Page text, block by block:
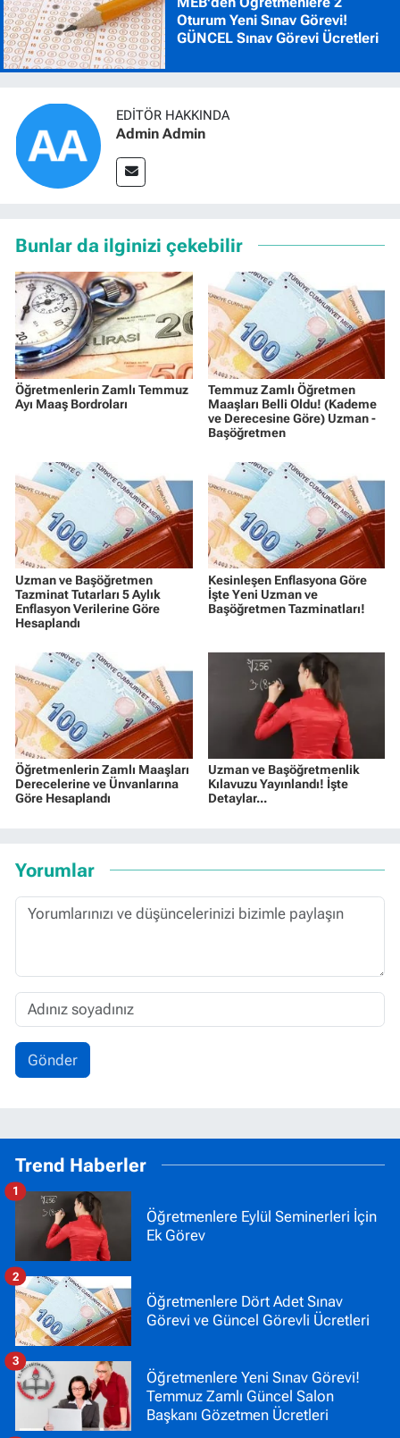
Oturum Yeni Sınav Görevi!
GÜNCEL Sınav Görevi Ücretleri
EDITÖR HAKKINDA
Admin Admin
Bunlar da ilginizi çekebilir
Öğretmenlerin Zamlı Temmuz
Ayı Maaş Bordroları
Temmuz Zamlı Öğretmen
Maaşları Belli Oldu! (Kademe
ve Derecesine Göre) Uzman -
Başöğretmen
Uzman ve Başöğretmen
Tazminat Tutarları 5 Aylık
Enflasyon Verilerine Göre
Hesaplandı
Kesinleşen Enflasyona Göre
İşte Yeni Uzman ve
Başöğretmen Tazminatları!
Öğretmenlerin Zamlı Maaşları
Derecelerine ve Ünvanlarına
Göre Hesaplandı
Uzman ve Başöğretmenlik
Kılavuzu Yayınlandı! İşte
Detaylar...
Yorumlar
Gönder
Trend Haberler
Öğretmenlere Eylül Seminerleri İçin
Ek Görev
1
Öğretmenlere Dört Adet Sınav
Görevi ve Güncel Görevli Ücretleri
2
Öğretmenlere Yeni Sınav Görevi!
Temmuz Zamlı Güncel Salon
Başkanı Gözetmen Ücretleri
3